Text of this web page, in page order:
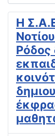
Η
Ρόδος